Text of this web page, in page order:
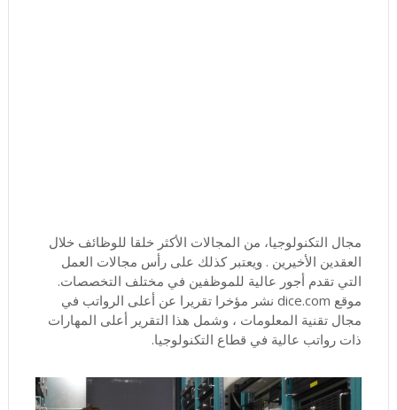
مجال التكنولوجيا، من المجالات الأكثر خلقا للوظائف خلال
العقدين الأخيرين . ويعتبر كذلك على رأس مجالات العمل
التي تقدم أجور عالية للموظفين في مختلف التخصصات.
موقع dice.com نشر مؤخرا تقريرا عن أعلى الرواتب في
مجال تقنية المعلومات ، وشمل هذا التقرير أعلى المهارات
ذات رواتب عالية في قطاع التكنولوجيا.